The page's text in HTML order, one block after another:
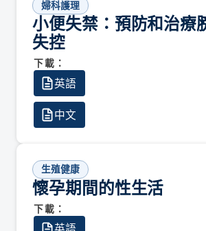
婦科護理
小便失禁：預防和治療
失控
下載：
英語
中文
生殖健康
懷孕期間的性生活
下載：